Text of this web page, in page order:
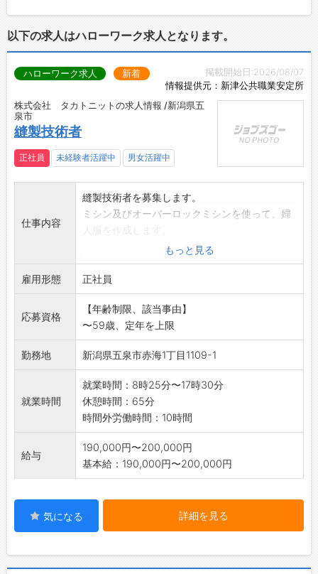
・仲間と共にお弁当を食べる
↓
13:00：整備・結果説明
・ベルト、パッドの交換、エンジンの不具合対
◎結果説明の際に、お客様にとって役立つ少し
先の話をするよう心掛けています！
・翌日のスケジュールを確認
【やりがい】
きな喜びと、お客様の安全なカーライフを支え
・不具合の原因を考えて答えが見つかったとき
に、達成感とやりがいを感じます！
・お客様が快適なカーライフを送ることができ
顔になるときは嬉しい気持ちになります！
・様々な車の特徴を知る面白さを感じられます
♪
【ステップアップ】
・自分からも話しかけやすく、わからない整備
のことは気軽に先輩へ質問できる環境です◎
・困っているときなどしっかりサポートしてく
れるので、安心して作業できます！
で、日々成長できます♪
・日産資格取得のための社内研修
・メーカー研修
以下の求人はハローワーク求人となります。
掲載開始日:2026/08/07
情報提供元：新津公共職業安定所
ハローワーク求人 新着
株式会社 タカトニットの求人情報 /新潟県五
泉市
縫製技術者
正社員 未経験者活躍中 男女活躍中
仕事内容
縫製技術者を募集します。
ミシン及びオーバーロックミシンを使って、婦
管理意識の高い方を特に歓迎します。
未経験者には指導いたします。
経験のある方には即戦力として働いていただ
き、優遇いたします。
※応募前職場見学可能です。
変更範囲:会社の定める業務
もっと見る
雇用形態 正社員
応募資格
【年齢制限、該当事由】
〜59歳、定年を上限
勤務地 新潟県五泉市赤海1丁目1109-1
就業時間
就業時間：8時25分〜17時30分
休憩時間：65分
時間外労働時間：10時間
給与
190,000円〜200,000円
基本給：190,000円〜200,000円
気になる 詳細を見る